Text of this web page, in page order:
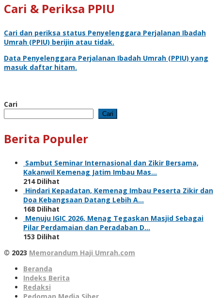
Cari & Periksa PPIU
Cari dan periksa status Penyelenggara Perjalanan Ibadah
Umrah (PPIU) berijin atau tidak.
Data Penyelenggara Perjalanan Ibadah Umrah (PPIU) yang
masuk daftar hitam.
Cari
Cari
Berita Populer
Sambut Seminar Internasional dan Zikir Bersama,
Kakanwil Kemenag Jatim Imbau Mas…
214 Dilihat
Hindari Kepadatan, Kemenag Imbau Peserta Zikir dan
Doa Kebangsaan Datang Lebih A…
168 Dilihat
Menuju IGIC 2026, Menag Tegaskan Masjid Sebagai
Pilar Perdamaian dan Peradaban D…
153 Dilihat
© 2023 Memorandum Haji Umrah.com
Beranda
Indeks Berita
Redaksi